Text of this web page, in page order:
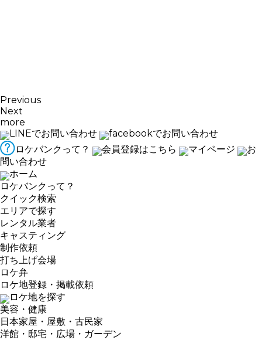
Previous
Next
more
LINEでお問い合わせ
facebookでお問い合わせ
ロケバンクって？
会員登録はこちら マイページ
お
問い合わせ
ホーム
ロケバンクって？
クイック検索
エリアで探す
レンタル業者
キャスティング
制作依頼
打ち上げ会場
ロケ弁
ロケ地登録・掲載依頼
ロケ地を探す
美容・健康
日本家屋・屋敷・古民家
洋館・邸宅・広場・ガーデン